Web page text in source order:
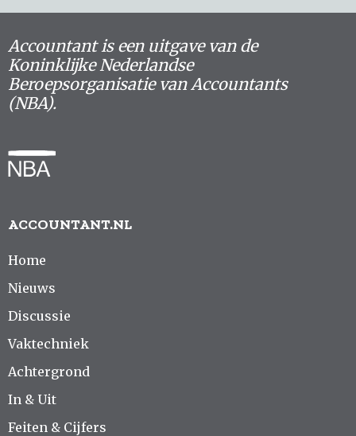
Accountant is een uitgave van de
Koninklijke Nederlandse
Beroepsorganisatie van Accountants
(NBA).
ACCOUNTANT.NL
Home
Nieuws
Discussie
Vaktechniek
Achtergrond
In & Uit
Feiten & Cijfers